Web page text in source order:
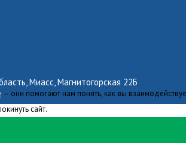
Миасс, Магнитогорская 22Б
— они помогают нам понять, как вы
сайт.